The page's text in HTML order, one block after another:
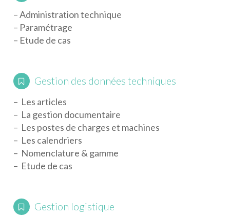
– Administration technique
– Paramétrage
– Etude de cas
Gestion des données techniques
– Les articles
– La gestion documentaire
– Les postes de charges et machines
– Les calendriers
– Nomenclature & gamme
– Etude de cas
Gestion logistique